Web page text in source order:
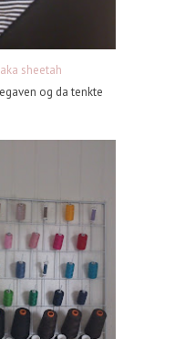
sheetah
og da tenkte